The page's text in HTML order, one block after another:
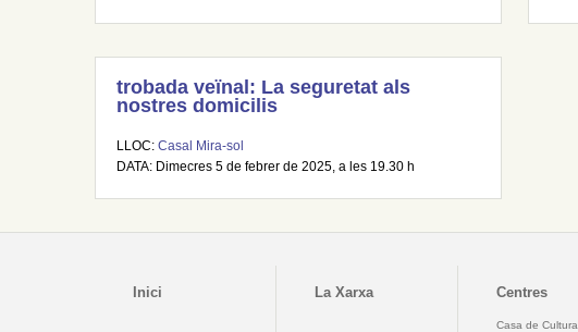
trobada veïnal: La seguretat als
nostres domicilis
LLOC: Casal Mira-sol
DATA: Dimecres 5 de febrer de 2025, a les 19.30 h
Inici La Xarxa Centres
Casa de Cultura